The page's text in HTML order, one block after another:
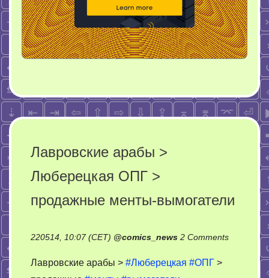
Лавровские арабы >
Люберецкая ОПГ >
продажные менты-вымогатели
220514, 10:07 (CET) @comics_news 2 Commentson
Лавровские арабы > #Люберецкая #ОПГ >